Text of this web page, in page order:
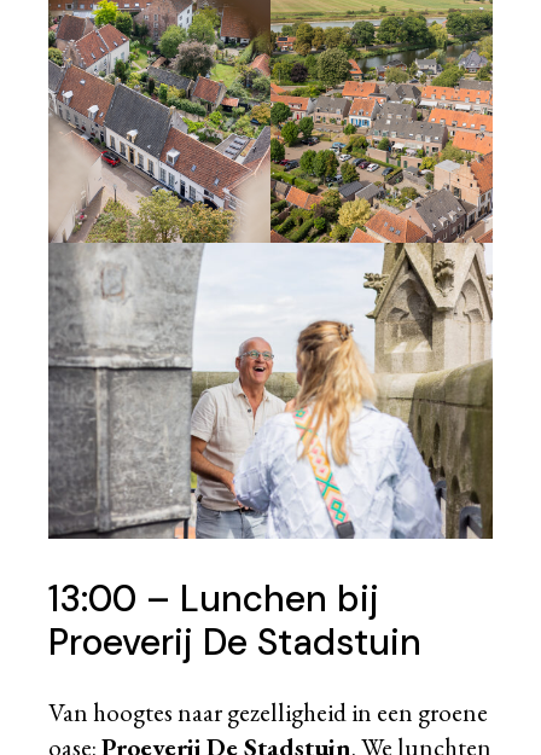
13:00 – Lunchen bij
Proeverij De Stadstuin
Van hoogtes naar gezelligheid in een groene
oase:Proeverij De Stadstuin. We lunchten